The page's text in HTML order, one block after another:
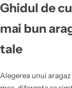
Ghidul de
mai bun
tale
Alegerea unui